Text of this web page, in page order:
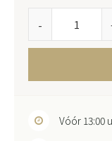
-
Vóór 13:00